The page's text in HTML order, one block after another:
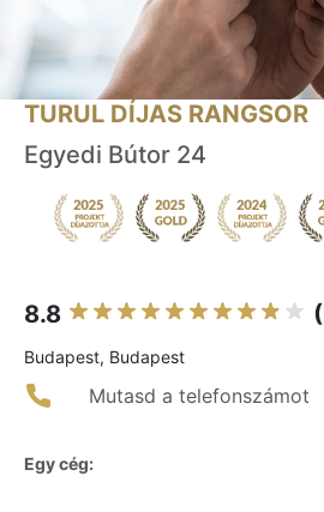
TURUL DÍJAS RANGSOR
Egyedi Bútor 24
8.8
Budapest, Budapest
Mutasd a telefonszámot
Egy cég: